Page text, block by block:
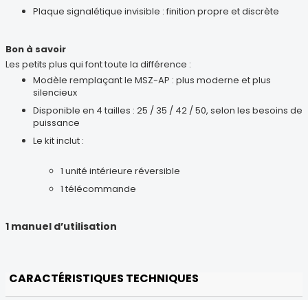
Plaque signalétique invisible : finition propre et discrète
Bon à savoir
Les petits plus qui font toute la différence :
Modèle remplaçant le MSZ-AP : plus moderne et plus
silencieux
Disponible en 4 tailles : 25 / 35 / 42 / 50, selon les besoins de
puissance
Le kit inclut :
1 unité intérieure réversible
1 télécommande
1 manuel d’utilisation
CARACTÉRISTIQUES TECHNIQUES